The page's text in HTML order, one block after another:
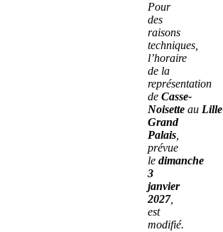
Pour
des
raisons
techniques,
l’horaire
de la
représentation
de Casse-
Noisette au Lille
Grand
Palais
prévue
le dimanche
3
janvier
2027,
est
modifié.